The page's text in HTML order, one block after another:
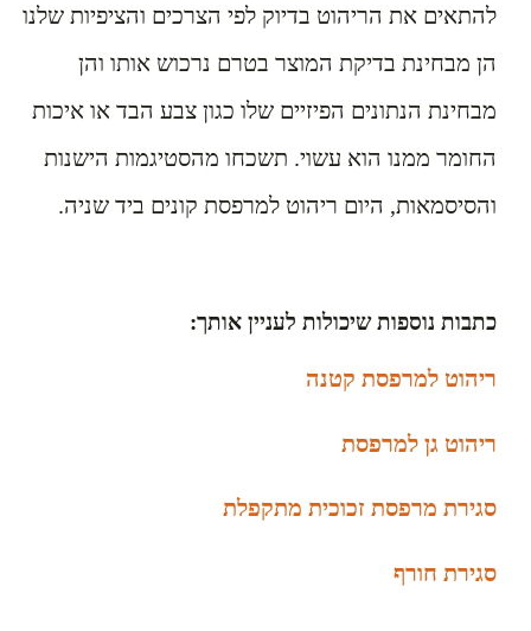
להתאים את הריהוט בדיוק לפי הצרכים והציפיות שלנו
הן מבחינת בדיקת המוצר בטרם נרכוש אותו והן
מבחינת הנתונים הפיזיים שלו כגון צבע הבד או איכות
החומר ממנו הוא עשוי. תשכחו מהסטיגמות הישנות
והסיסמאות, היום ריהוט למרפסת קונים ביד שניה.
כתבות נוספות שיכולות לעניין אותך:
ריהוט למרפסת קטנה
ריהוט גן למרפסת
סגירת מרפסת זכוכית מתקפלת
סגירת חורף